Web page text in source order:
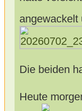
angewackelt
Die beiden
Heute